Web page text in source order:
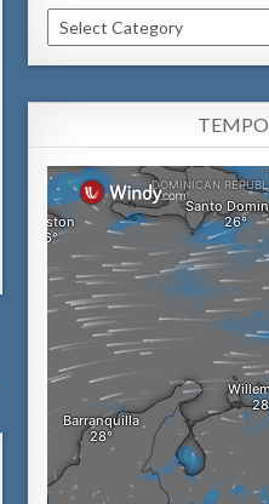
Categorianan
TEMPO